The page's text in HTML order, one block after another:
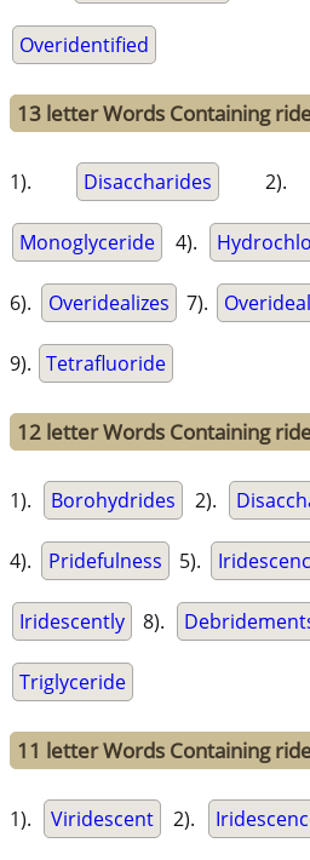
Overidentified
13 letter Words Containing
1). Disaccharides
Monoglyceride 4).
6). Overidealizes 7).
9). Tetrafluoride
12 letter Words Containing
1). Borohydrides 2).
4). Pridefulness 5).
Iridescently 8).
Triglyceride
11 letter Words Containing
1). Viridescent 2).